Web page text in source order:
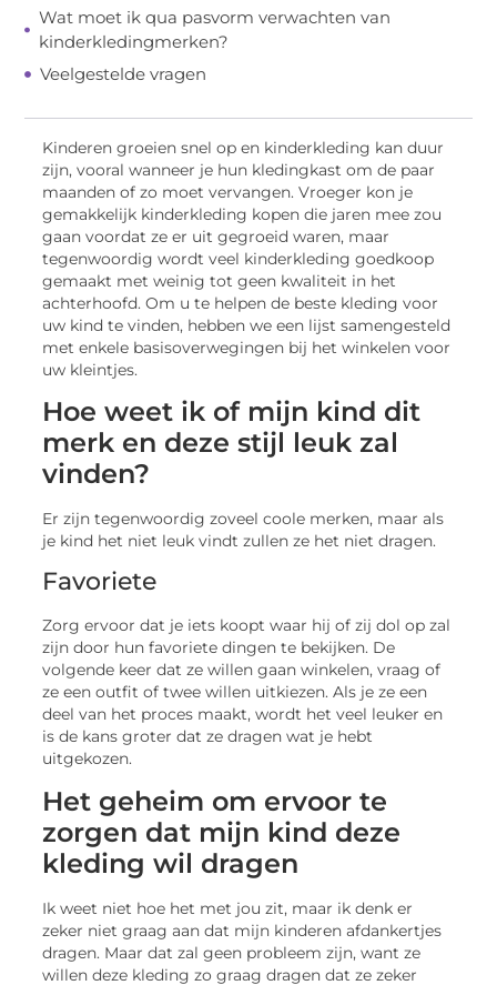
Wat moet ik qua pasvorm verwachten van
kinderkledingmerken?
Veelgestelde vragen
Kinderen groeien snel op en kinderkleding kan duur
zijn, vooral wanneer je hun kledingkast om de paar
maanden of zo moet vervangen. Vroeger kon je
gemakkelijk kinderkleding kopen die jaren mee zou
gaan voordat ze er uit gegroeid waren, maar
tegenwoordig wordt veel kinderkleding goedkoop
gemaakt met weinig tot geen kwaliteit in het
achterhoofd. Om u te helpen de beste kleding voor
uw kind te vinden, hebben we een lijst samengesteld
met enkele basisoverwegingen bij het winkelen voor
uw kleintjes.
Hoe weet ik of mijn kind dit
merk en deze stijl leuk zal
vinden?
Er zijn tegenwoordig zoveel coole merken, maar als
je kind het niet leuk vindt zullen ze het niet dragen.
Favoriete
Zorg ervoor dat je iets koopt waar hij of zij dol op zal
zijn door hun favoriete dingen te bekijken. De
volgende keer dat ze willen gaan winkelen, vraag of
ze een outfit of twee willen uitkiezen. Als je ze een
deel van het proces maakt, wordt het veel leuker en
is de kans groter dat ze dragen wat je hebt
uitgekozen.
Het geheim om ervoor te
zorgen dat mijn kind deze
kleding wil dragen
Ik weet niet hoe het met jou zit, maar ik denk er
zeker niet graag aan dat mijn kinderen afdankertjes
dragen. Maar dat zal geen probleem zijn, want ze
willen deze kleding zo graag dragen dat ze zeker